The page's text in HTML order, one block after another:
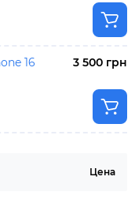
16
3 500 грн
Цена